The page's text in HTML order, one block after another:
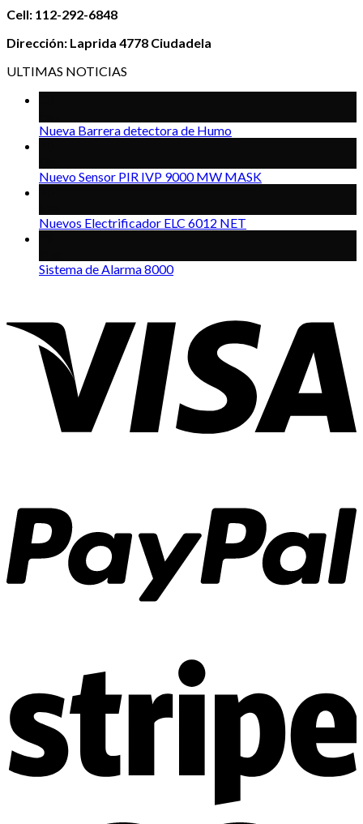
Cell: 112-292-6848
Dirección: Laprida 4778 Ciudadela
ULTIMAS NOTICIAS
Nueva Barrera detectora de Humo
Nuevo Sensor PIR IVP 9000 MW MASK
Nuevos Electrificador ELC 6012 NET
Sistema de Alarma 8000